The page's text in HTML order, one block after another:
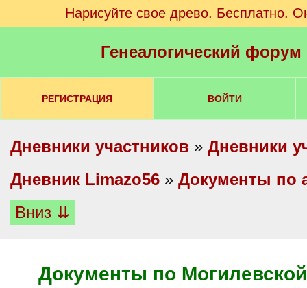
Нарисуйте свое древо. Бесплатно.
Генеалогический
РЕГИСТРАЦИЯ ВОЙТИ
Дневники участников » Дневники
Дневник Limazo56 » Документы по
Вниз ⇊
Документы по